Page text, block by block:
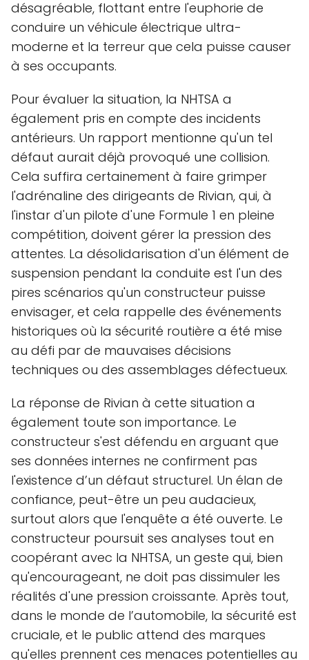
désagréable, flottant entre l'euphorie de
conduire un véhicule électrique ultra-
moderne et la terreur que cela puisse causer
à ses occupants.
Pour évaluer la situation, la NHTSA a
également pris en compte des incidents
antérieurs. Un rapport mentionne qu'un tel
défaut aurait déjà provoqué une collision.
Cela suffira certainement à faire grimper
l'adrénaline des dirigeants de Rivian, qui, à
l'instar d'un pilote d'une Formule 1 en pleine
compétition, doivent gérer la pression des
attentes. La désolidarisation d'un élément de
suspension pendant la conduite est l'un des
pires scénarios qu'un constructeur puisse
envisager, et cela rappelle des événements
historiques où la sécurité routière a été mise
au défi par de mauvaises décisions
techniques ou des assemblages défectueux.
La réponse de Rivian à cette situation a
également toute son importance. Le
constructeur s'est défendu en arguant que
ses données internes ne confirment pas
l'existence d’un défaut structurel. Un élan de
confiance, peut-être un peu audacieux,
surtout alors que l'enquête a été ouverte. Le
constructeur poursuit ses analyses tout en
coopérant avec la NHTSA, un geste qui, bien
qu'encourageant, ne doit pas dissimuler les
réalités d'une pression croissante. Après tout,
dans le monde de l’automobile, la sécurité est
cruciale, et le public attend des marques
qu'elles prennent ces menaces potentielles au